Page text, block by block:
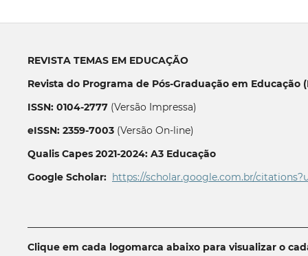
REVISTA TEMAS EM EDUCAÇÃO
Revista do Programa de Pós-Graduação em Educação
ISSN: 0104-2777(Versão Impressa)
eISSN: 2359-7003(Versão On-line)
Qualis Capes 2021-2024: A3 Educação
Google Scholar: https://scholar.google.com.br/
Clique em cada logomarca abaixo para visualizar o